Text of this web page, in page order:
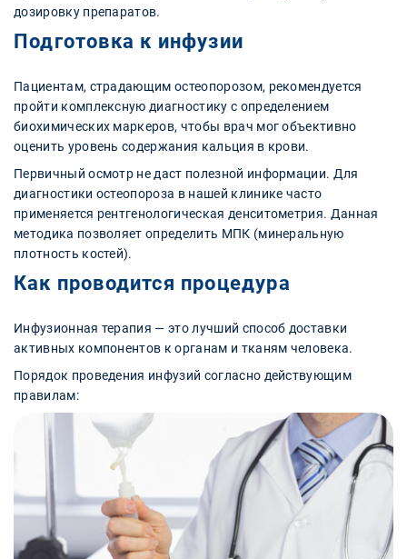
дозировку препаратов.
Подготовка к инфузии
Пациентам, страдающим остеопорозом, рекомендуется
пройти комплексную диагностику с определением
биохимических маркеров, чтобы врач мог объективно
оценить уровень содержания кальция в крови.
Первичный осмотр не даст полезной информации. Для
диагностики остеопороза в нашей клинике часто
применяется рентгенологическая денситометрия. Данная
методика позволяет определить МПК (минеральную
плотность костей).
Как проводится процедура
Инфузионная терапия — это лучший способ доставки
активных компонентов к органам и тканям человека.
Порядок проведения инфузий согласно действующим
правилам: